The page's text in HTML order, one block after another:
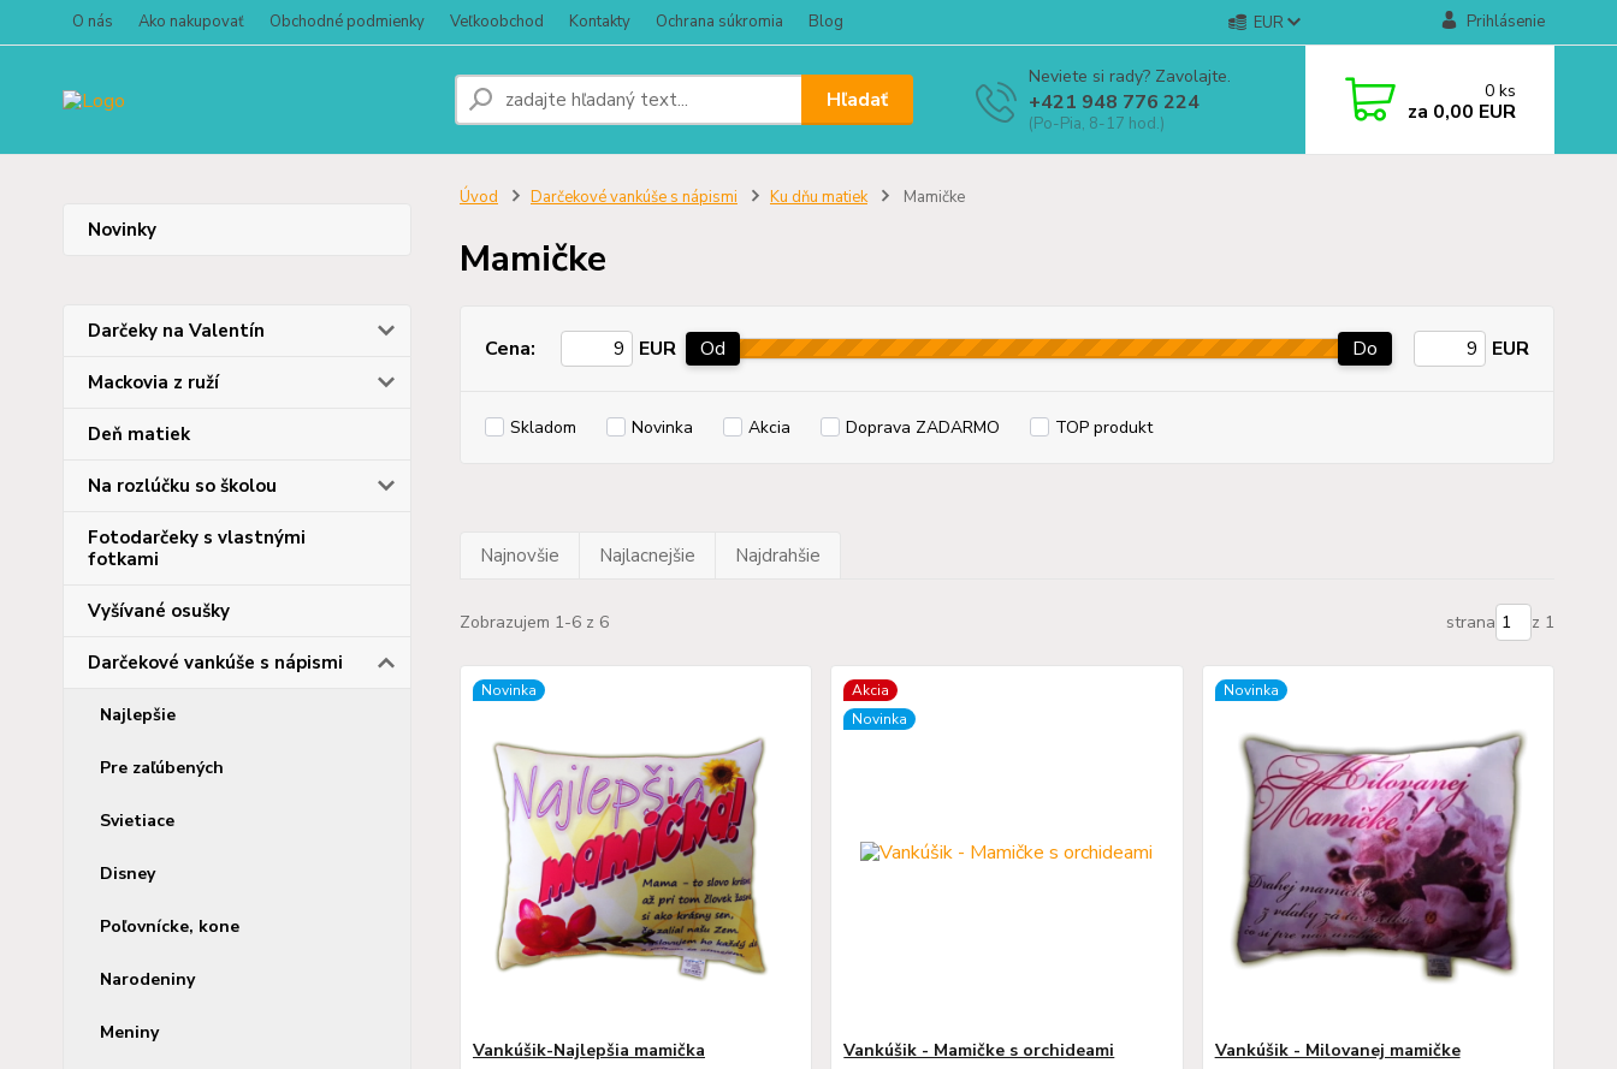
O nás Ako nakupovať Obchodné podmienky Veľkoobchod Kontakty Ochrana súkromia Blog EUR Prihlásenie
Hľadať
Neviete si rady? Zavolajte.
+421 948 776 224
(Po-Pia, 8-17 hod.)
0 ks
za 0,00 EUR
Novinky
Darčeky na Valentín
Mackovia z ruží
Deň matiek
Na rozlúčku so školou
Fotodarčeky s vlastnými
fotkami
Vyšívané osušky
Darčekové vankúše s nápismi
Najlepšie
Pre zaľúbených
Svietiace
Disney
Poľovnícke, kone
Narodeniny
Meniny
Úvod Darčekové vankúše s nápismi Ku dňu matiek Mamičke
Mamičke
Cena: EUR Od Do EUR
Skladom Novinka Akcia Doprava ZADARMO TOP produkt
Najnovšie Najlacnejšie Najdrahšie
Zobrazujem 1-6 z 6 strana z 1
Novinka
Vankúšik-Najlepšia mamička
Akcia
Novinka
Vankúšik - Mamičke s orchideami
Novinka
Vankúšik - Milovanej mamičke